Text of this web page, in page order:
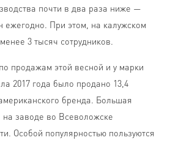
почти в два раза ниже —
ежегодно. При этом, на калужском
3 тысяч сотрудников.
продажам этой весной и у марки
2017 года было продано 13,4
бренда. Большая
на заводе во Всеволожске
Особой популярностью пользуются